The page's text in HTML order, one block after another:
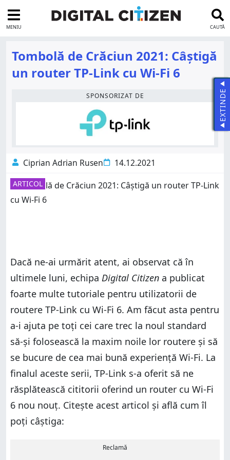
MENIU CAUTĂ
Tombolă de Crăciun 2021: Câștigă
un router TP-Link cu Wi-Fi 6
SPONSORIZAT DE
Ciprian Adrian Rusen 14.12.2021
ARTICOL
Dacă ne-ai urmărit atent, ai observat că în
ultimele luni, echipa Digital Citizen a publicat
foarte multe tutoriale pentru utilizatorii de
routere TP-Link cu Wi-Fi 6. Am făcut asta pentru
a-i ajuta pe toți cei care trec la noul standard
să-și folosească la maxim noile lor routere și să
se bucure de cea mai bună experiență Wi-Fi. La
finalul aceste serii, TP-Link s-a oferit să ne
răsplătească cititorii oferind un router cu Wi-Fi
6 nou nouț. Citește acest articol și află cum îl
poți câștiga:
Reclamă
EXTINDE